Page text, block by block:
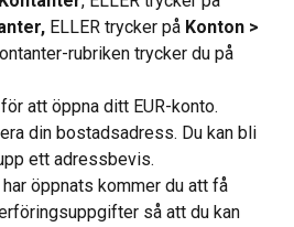
ELLER trycker på Konton >
rubriken trycker du på
att öppna ditt EUR-konto.
din bostadsadress. Du kan bli
ett adressbevis.
har öppnats kommer du att få
så att du kan